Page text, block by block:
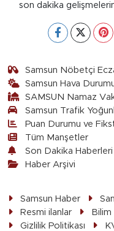
son dakika
Samsun Nöbetçi
Samsun Hava
SAMSUN Namaz
Samsun Trafik
Puan Durumu ve
Tüm Manşetler
Son Dakika Haberleri
Haber Arşivi
Samsun Haber
Resmi ilanlar
Gizlilik Politikası